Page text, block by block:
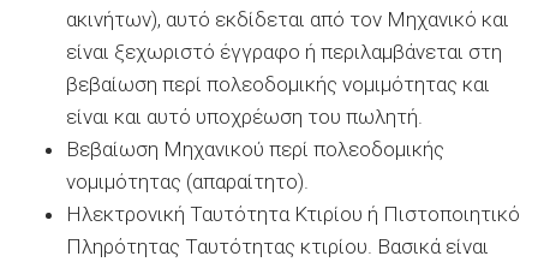
ακινήτων), αυτό εκδίδεται από τον Μηχανικό και
είναι ξεχωριστό έγγραφο ή περιλαμβάνεται στη
βεβαίωση περί πολεοδομικής νομιμότητας και
είναι και αυτό υποχρέωση του πωλητή.
Βεβαίωση Μηχανικού περί πολεοδομικής
νομιμότητας (απαραίτητο).
Ηλεκτρονική Ταυτότητα Κτιρίου ή Πιστοποιητικό
Πληρότητας Ταυτότητας κτιρίου. Βασικά είναι